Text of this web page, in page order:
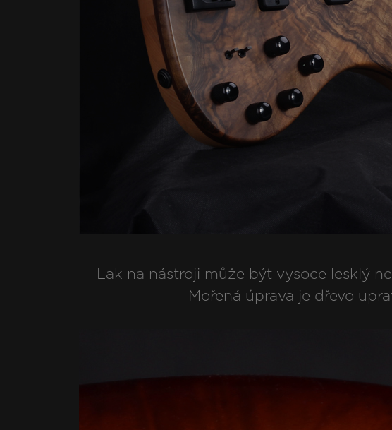
Lak na nástroji může být vysoce lesklý
Mořená úprava je dřevo